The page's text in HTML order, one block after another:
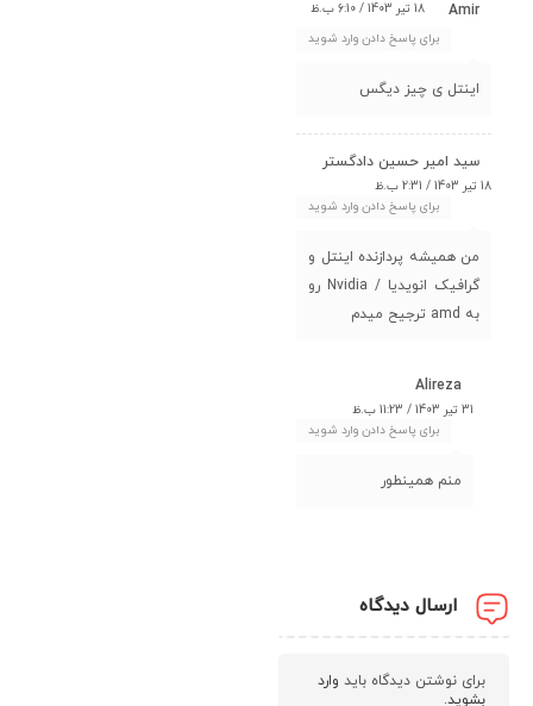
Amir
18 تیر 1403 / 6:10 ب.ظ
برای پاسخ دادن وارد شوید
اینتل ی چیز دیگس
سید امیر حسین دادگستر
18 تیر 1403 / 2:31 ب.ظ
برای پاسخ دادن وارد شوید
من همیشه پردازنده اینتل و
گرافیک انویدیا / Nvidia رو
به amd ترجیح میدم
Alireza
31 تیر 1403 / 11:23 ب.ظ
برای پاسخ دادن وارد شوید
منم همینطور
ارسال دیدگاه
برای نوشتن دیدگاه باید وارد
بشوید.